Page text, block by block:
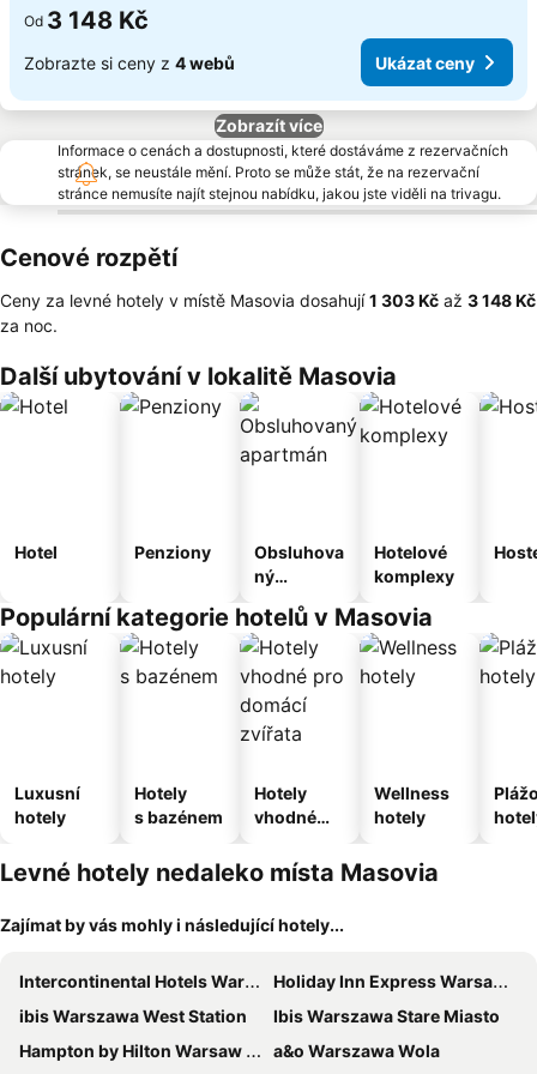
Od 3 148 Kč
Zobrazte si ceny z 4 webů Ukázat ceny
Zobrazít více
Informace o cenách a dostupnosti, které dostáváme z rezervačních
stránek, se neustále mění. Proto se může stát, že na rezervační
stránce nemusíte najít stejnou nabídku, jakou jste viděli na trivagu.
Cenové rozpětí
Ceny za levné hotely v místě Masovia dosahují‎1 303 Kč až ‎3 148 Kč
za noc.
Další ubytování v lokalitě Masovia
Hotel Penziony
Obsluhova
ný
Hotelové
komplexy
Populární kategorie hotelů v Masovia
Luxusní
hotely
Hotely
s bazénem
Hotely
vhodné
domácí
zvířata
Wellness
hotely
Levné hotely nedaleko místa Masovia
Zajímat by vás mohly i následující hotely...
Intercontinental Hotels Warsaw By Ihg
Holiday Inn Express Warsaw - The HUB by IHG
ibis Warszawa West Station
Ibis Warszawa Stare Miasto
Hampton by Hilton Warsaw Reduta
a&o Warszawa Wola